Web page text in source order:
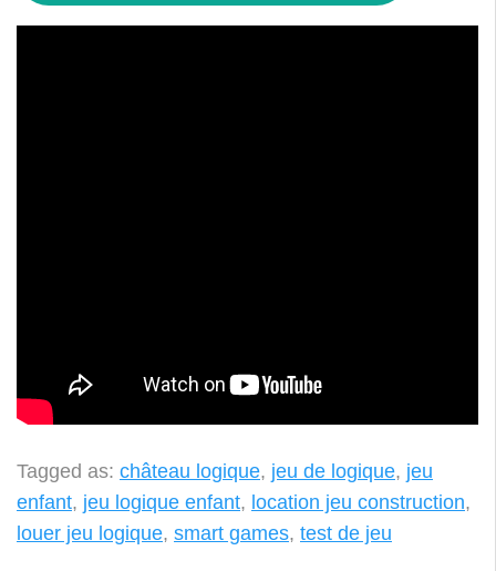
Tagged as: château logique, jeu de logique, jeu
enfant, jeu logique enfant, location jeu construction,
louer jeu logique, smart games, test de jeu